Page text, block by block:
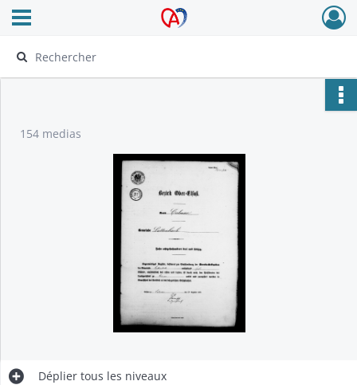
Archives Alsace - Colmar
Ouvrir le menu déroulant
154 medias
Déplier tous les niveaux